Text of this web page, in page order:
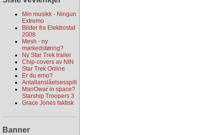
Min musikk - Ningun
Extremo
Bilder fra Elektrostat
2008
Mesh - ny
markedsføring?
Ny Star Trek trailer
Chip-covers av NIN
Star Trek Online
Er du emo?
Antallanslåelsesspill
ManOwar in space?
Starship Troopers 3
Grace Jones faktisk
Banner